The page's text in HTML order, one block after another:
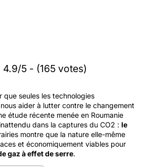
4.9/5 - (165 votes)
que seules les technologies
aider à lutter contre le changement
étude récente menée en Roumanie
dans la captures du CO2 : le
montre que la nature elle-même
et économiquement viables pour
gaz à effet de serre.